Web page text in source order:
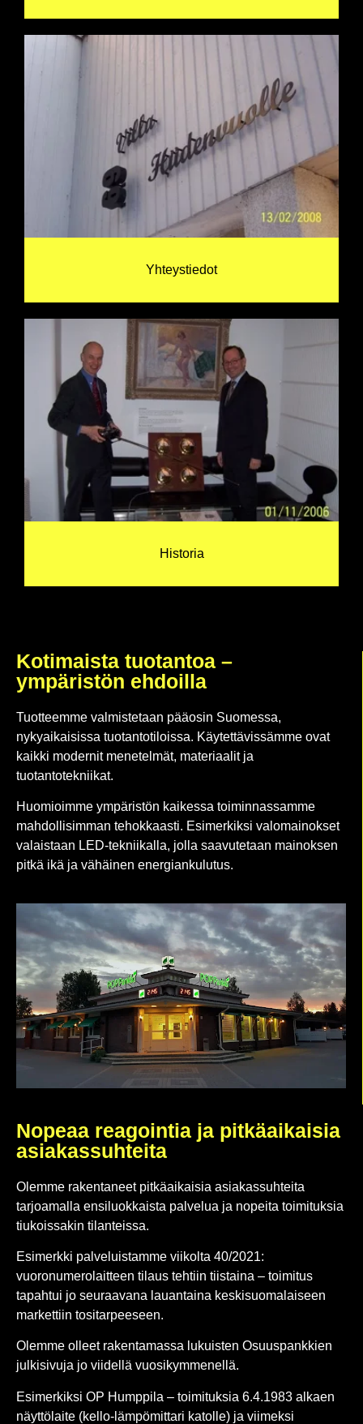
Yhteystiedot
Historia
Kotimaista tuotantoa –
ympäristön ehdoilla
Tuotteemme valmistetaan pääosin Suomessa,
nykyaikaisissa tuotantotiloissa. Käytettävissämme ovat
kaikki modernit menetelmät, materiaalit ja
tuotantotekniikat.
Huomioimme ympäristön kaikessa toiminnassamme
mahdollisimman tehokkaasti. Esimerkiksi valomainokset
valaistaan LED-tekniikalla, jolla saavutetaan mainoksen
pitkä ikä ja vähäinen energiankulutus.
Nopeaa reagointia ja pitkäaikaisia
asiakassuhteita
Olemme rakentaneet pitkäaikaisia asiakassuhteita
tarjoamalla ensiluokkaista palvelua ja nopeita toimituksia
tiukoissakin tilanteissa.
Esimerkki palveluistamme viikolta 40/2021:
vuoronumerolaitteen tilaus tehtiin tiistaina – toimitus
tapahtui jo seuraavana lauantaina keskisuomalaiseen
markettiin tositarpeeseen.
Olemme olleet rakentamassa lukuisten Osuuspankkien
julkisivuja jo viidellä vuosikymmenellä.
Esimerkiksi OP Humppila – toimituksia 6.4.1983 alkaen
näyttölaite (kello-lämpömittari katolle) ja viimeksi